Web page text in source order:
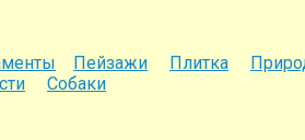
Пейзажи Плитка
Собаки